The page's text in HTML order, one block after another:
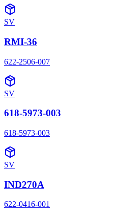
SV
RMI-36
622-2506-007
SV
618-5973-003
618-5973-003
SV
IND270A
622-0416-001